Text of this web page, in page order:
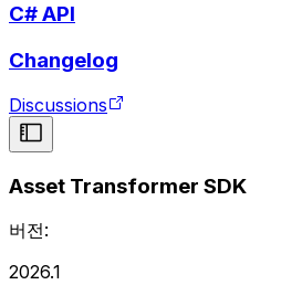
C# API
Changelog
Discussions
Asset Transformer SDK
버전:
2026.1